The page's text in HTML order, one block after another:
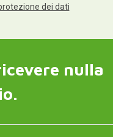
dei dati
nulla